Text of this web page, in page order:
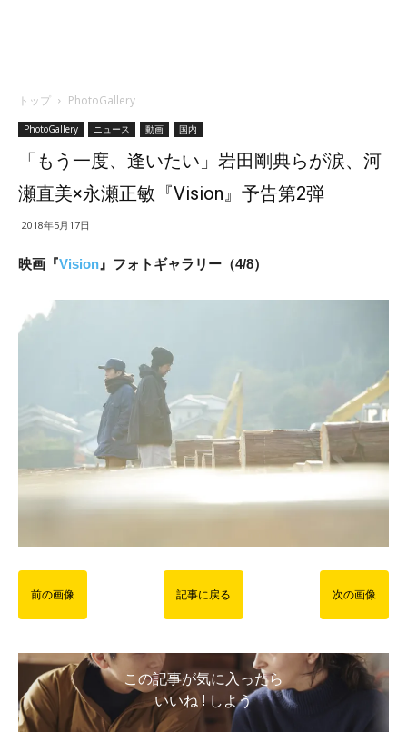
トップ PhotoGallery
PhotoGallery ニュース 動画 国内
「もう一度、逢いたい」岩田剛典らが涙、河
瀬直美×永瀬正敏『Vision』予告第2弾
2018年5月17日
映画『Vision 』フォトギャラリー（4/8）
前の画像 記事に戻る 次の画像
この記事が気に入ったら
いいね ! しよう